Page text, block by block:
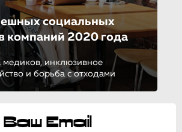
социальных
компаний 2020 года
инклюзивное
и борьба с отходами
Ваш Email